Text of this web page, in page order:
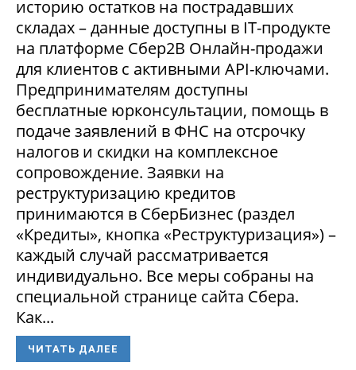
историю остатков на пострадавших
складах – данные доступны в IT-продукте
на платформе Сбер2В Онлайн-продажи
для клиентов с активными API-ключами.
Предпринимателям доступны
бесплатные юрконсультации, помощь в
подаче заявлений в ФНС на отсрочку
налогов и скидки на комплексное
сопровождение. Заявки на
реструктуризацию кредитов
принимаются в СберБизнес (раздел
«Кредиты», кнопка «Реструктуризация») –
каждый случай рассматривается
индивидуально. Все меры собраны на
специальной странице сайта Сбера.
Как...
ЧИТАТЬ ДАЛЕЕ